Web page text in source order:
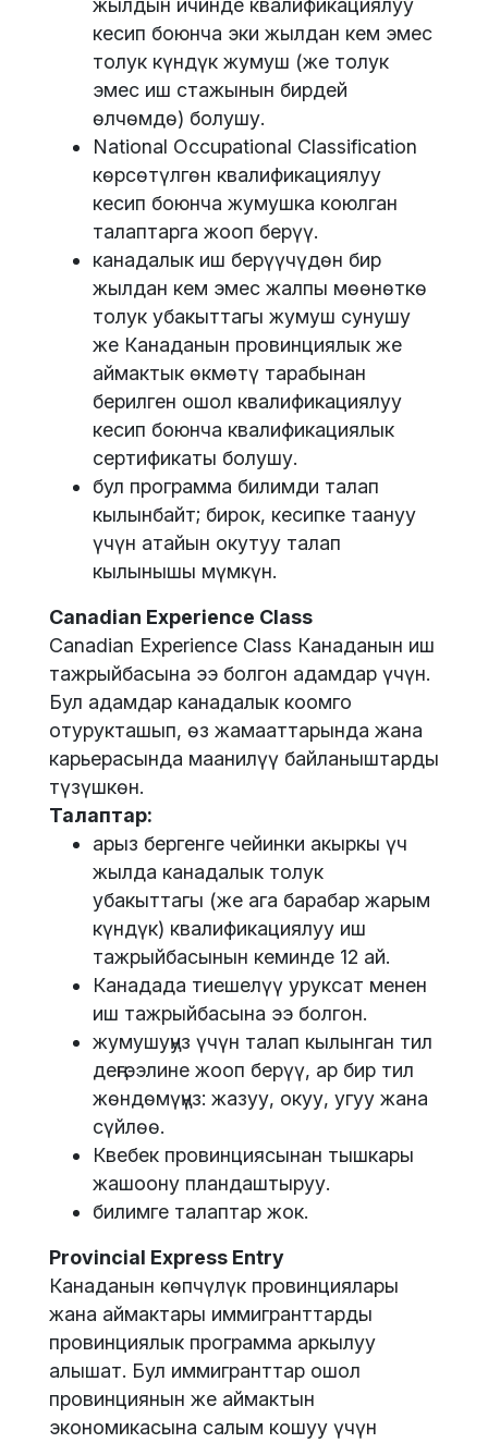
жылдын ичинде квалификациялуу
кесип боюнча эки жылдан кем эмес
толук күндүк жумуш (же толук
эмес иш стажынын бирдей
өлчөмдө) болушу.
National Occupational Classification
көрсөтүлгөн квалификациялуу
кесип боюнча жумушка коюлган
талаптарга жооп берүү.
канадалык иш берүүчүдөн бир
жылдан кем эмес жалпы мөөнөткө
толук убакыттагы жумуш сунушу
же Канаданын провинциялык же
аймактык өкмөтү тарабынан
берилген ошол квалификациялуу
кесип боюнча квалификациялык
сертификаты болушу.
бул программа билимди талап
кылынбайт; бирок, кесипке таануу
үчүн атайын окутуу талап
кылынышы мүмкүн.
Canadian Experience Class
Canadian Experience Class Канаданын иш
тажрыйбасына ээ болгон адамдар үчүн.
Бул адамдар канадалык коомго
отурукташып, өз жамааттарында жана
карьерасында маанилүү байланыштарды
түзүшкөн.
Талаптар:
арыз бергенге чейинки акыркы үч
жылда канадалык толук
убакыттагы (же ага барабар жарым
күндүк) квалификациялуу иш
тажрыйбасынын кеминде 12 ай.
Канадада тиешелүү уруксат менен
иш тажрыйбасына ээ болгон.
жумушуңуз үчүн талап кылынган тил
деңгээлине жооп берүү, ар бир тил
жөндөмүңүз: жазуу, окуу, угуу жана
сүйлөө.
Квебек провинциясынан тышкары
жашоону пландаштыруу.
билимге талаптар жок.
Provincial Express Entry
Канаданын көпчүлүк провинциялары
жана аймактары иммигранттарды
провинциялык программа аркылуу
алышат. Бул иммигранттар ошол
провинциянын же аймактын
экономикасына салым кошуу үчүн